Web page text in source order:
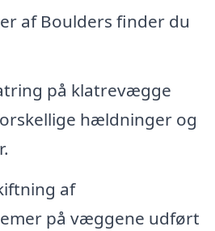
af Boulders finder du
på klatrevægge
hældninger og
af
på væggene udført